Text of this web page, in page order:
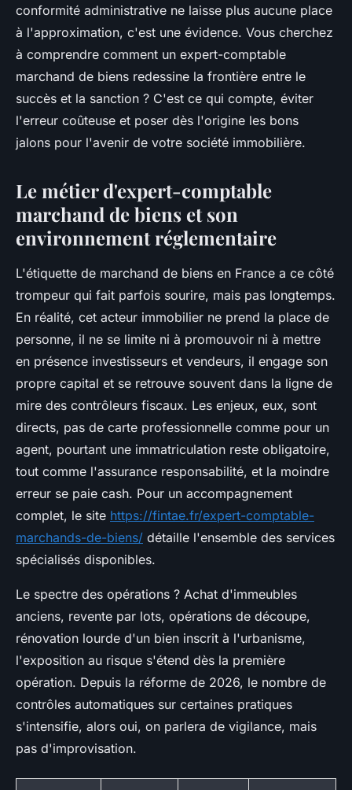
conformité administrative ne laisse plus aucune place
à l'approximation, c'est une évidence. Vous cherchez
à comprendre comment un expert-comptable
marchand de biens redessine la frontière entre le
succès et la sanction ? C'est ce qui compte, éviter
l'erreur coûteuse et poser dès l'origine les bons
jalons pour l'avenir de votre société immobilière.
Le métier d'expert-comptable
marchand de biens et son
environnement réglementaire
L'étiquette de marchand de biens en France a ce côté
trompeur qui fait parfois sourire, mais pas longtemps.
En réalité, cet acteur immobilier ne prend la place de
personne, il ne se limite ni à promouvoir ni à mettre
en présence investisseurs et vendeurs, il engage son
propre capital et se retrouve souvent dans la ligne de
mire des contrôleurs fiscaux. Les enjeux, eux, sont
directs, pas de carte professionnelle comme pour un
agent, pourtant une immatriculation reste obligatoire,
tout comme l'assurance responsabilité, et la moindre
erreur se paie cash. Pour un accompagnement
complet, le site https://fintae.fr/expert-comptable-
marchands-de-biens/ détaille l'ensemble des services
spécialisés disponibles.
Le spectre des opérations ? Achat d'immeubles
anciens, revente par lots, opérations de découpe,
rénovation lourde d'un bien inscrit à l'urbanisme,
l'exposition au risque s'étend dès la première
opération. Depuis la réforme de 2026, le nombre de
contrôles automatiques sur certaines pratiques
s'intensifie, alors oui, on parlera de vigilance, mais
pas d'improvisation.